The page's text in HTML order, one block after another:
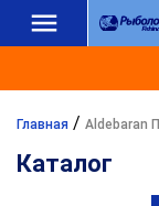
Главная / Aldebaran
Каталог